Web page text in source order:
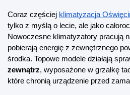
Coraz częściej klimatyzacja
tylko z myślą o lecie, ale jako
Nowoczesne klimatyzatory pracują
pobierają energię z zewnętrznego
środka. Topowe modele działają
zewnątrz, wyposażone w grzałkę
które chronią urządzenie przed